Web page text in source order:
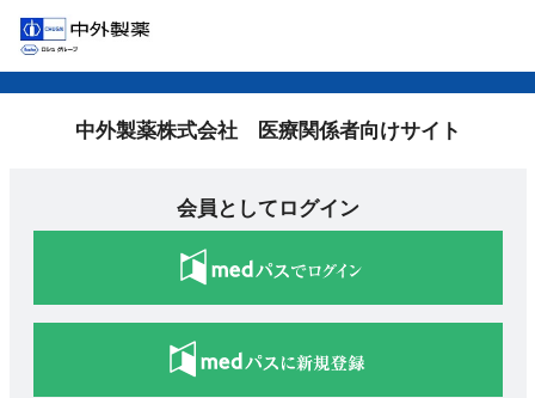
中外製薬株式会社 医療関係者向けサイト
会員としてログイン